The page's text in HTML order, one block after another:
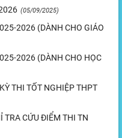
(05/09/2025)
2026 (DÀNH CHO GIÁO
2026 (DÀNH CHO HỌC
THI TỐT NGHIỆP THPT
TRA CỨU ĐIỂM THI TN